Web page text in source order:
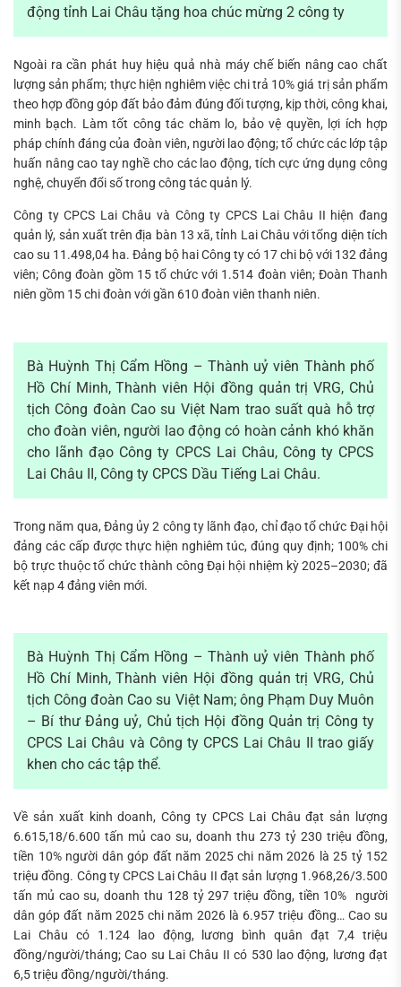
động tỉnh Lai Châu tặng hoa chúc mừng 2 công ty
Ngoài ra cần phát huy hiệu quả nhà máy chế biến nâng cao chất
lượng sản phẩm; thực hiện nghiêm việc chi trả 10% giá trị sản phẩm
theo hợp đồng góp đất bảo đảm đúng đối tượng, kịp thời, công khai,
minh bạch. Làm tốt công tác chăm lo, bảo vệ quyền, lợi ích hợp
pháp chính đáng của đoàn viên, người lao động; tổ chức các lớp tập
huấn nâng cao tay nghề cho các lao động, tích cực ứng dụng công
nghệ, chuyển đổi số trong công tác quản lý.
Công ty CPCS Lai Châu và Công ty CPCS Lai Châu II hiện đang
quản lý, sản xuất trên địa bàn 13 xã, tỉnh Lai Châu với tổng diện tích
cao su 11.498,04 ha. Đảng bộ hai Công ty có 17 chi bộ với 132 đảng
viên; Công đoàn gồm 15 tổ chức với 1.514 đoàn viên; Đoàn Thanh
niên gồm 15 chi đoàn với gần 610 đoàn viên thanh niên.
Bà Huỳnh Thị Cẩm Hồng – Thành uỷ viên Thành phố
Hồ Chí Minh, Thành viên Hội đồng quản trị VRG, Chủ
tịch Công đoàn Cao su Việt Nam trao suất quà hỗ trợ
cho đoàn viên, người lao động có hoàn cảnh khó khăn
cho lãnh đạo Công ty CPCS Lai Châu, Công ty CPCS
Lai Châu II, Công ty CPCS Dầu Tiếng Lai Châu.
Trong năm qua, Đảng ủy 2 công ty lãnh đạo, chỉ đạo tổ chức Đại hội
đảng các cấp được thực hiện nghiêm túc, đúng quy định; 100% chi
bộ trực thuộc tổ chức thành công Đại hội nhiệm kỳ 2025–2030; đã
kết nạp 4 đảng viên mới.
Bà Huỳnh Thị Cẩm Hồng – Thành uỷ viên Thành phố
Hồ Chí Minh, Thành viên Hội đồng quản trị VRG, Chủ
tịch Công đoàn Cao su Việt Nam; ông Phạm Duy Muôn
– Bí thư Đảng uỷ, Chủ tịch Hội đồng Quản trị Công ty
CPCS Lai Châu và Công ty CPCS Lai Châu II trao giấy
khen cho các tập thể.
Về sản xuất kinh doanh, Công ty CPCS Lai Châu đạt sản lượng
6.615,18/6.600 tấn mủ cao su, doanh thu 273 tỷ 230 triệu đồng,
tiền 10% người dân góp đất năm 2025 chi năm 2026 là 25 tỷ 152
triệu đồng. Công ty CPCS Lai Châu II đạt sản lượng 1.968,26/3.500
tấn mủ cao su, doanh thu 128 tỷ 297 triệu đồng, tiền 10% người
dân góp đất năm 2025 chi năm 2026 là 6.957 triệu đồng… Cao su
Lai Châu có 1.124 lao động, lương bình quân đạt 7,4 triệu
đồng/người/tháng; Cao su Lai Châu II có 530 lao động, lương đạt
6,5 triệu đồng/người/tháng.